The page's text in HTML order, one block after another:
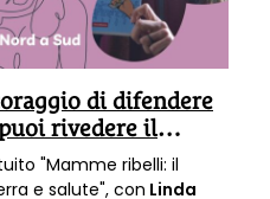
di difendere
rivedere il
"Mamme ribelli: il
e salute", con Linda